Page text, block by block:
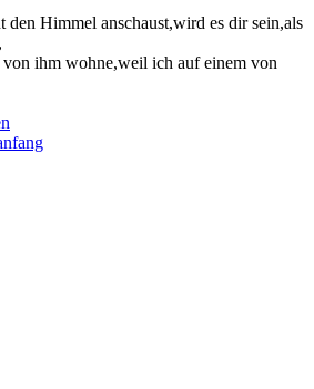
den Himmel anschaust,wird es dir sein,als
ihm wohne,weil ich auf einem von